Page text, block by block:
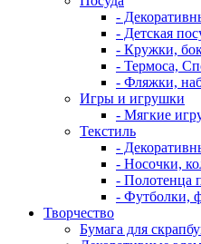
-
- Детская
- Кружки,
- Термоса,
- Фляжки,
Игры и игрушки
- Мягкие
Текстиль
-
- Носочки,
- Полотенца
- Футболки,
Творчество
Бумага для